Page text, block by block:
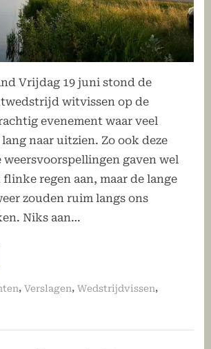
Vrijdag 19 juni stond de
witvissen op de
evenement waar veel
naar uitzien. Zo ook deze
weersvoorspellingen gaven wel
regen aan, maar de lange
zouden ruim langs ons
Niks aan…
,Verslagen,Wedstrijdvissen,